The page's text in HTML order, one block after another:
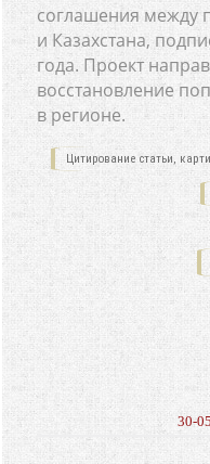
соглашения между
и Казахстана,
года. Проект
восстановление
в регионе.
Цитирование статьи,
30-